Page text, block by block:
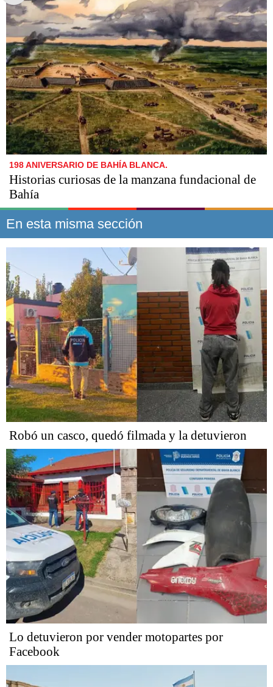
198 ANIVERSARIO DE BAHÍA BLANCA.
Historias curiosas de la manzana fundacional de
Bahía
En esta misma sección
Robó un casco, quedó filmada y la detuvieron
Lo detuvieron por vender motopartes por
Facebook